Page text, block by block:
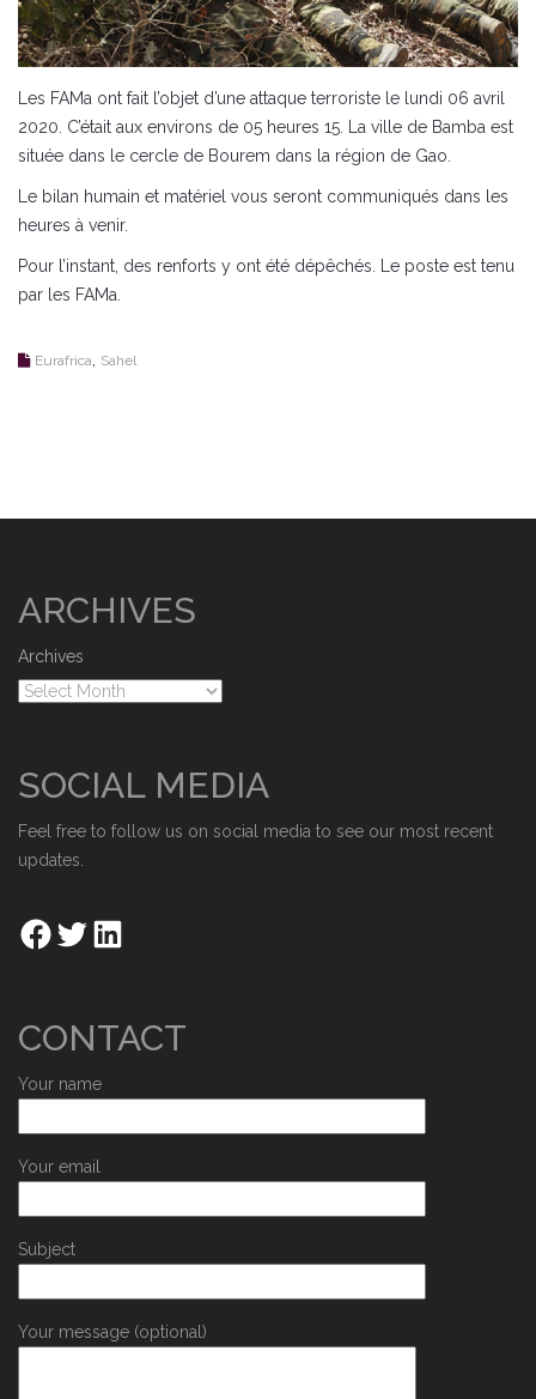
Les FAMa ont fait l’objet d’une attaque terroriste le lundi 06 avril
2020. C’était aux environs de 05 heures 15. La ville de Bamba est
située dans le cercle de Bourem dans la région de Gao.
Le bilan humain et matériel vous seront communiqués dans les
heures à venir.
Pour l’instant, des renforts y ont été dépêchés. Le poste est tenu
par les FAMa.
Eurafrica Sahel
ARCHIVES
Archives
SOCIAL MEDIA
Feel free to follow us on social media to see our most recent
updates.
CONTACT
Your name
Your email
Subject
Your message (optional)